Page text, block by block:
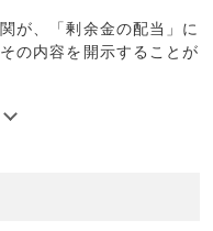
が、「剰余金の配当」に
の内容を開示することが
程第４０２条第１号ｈ】
の決定（剰余金の配当
た場合を含む。）をし